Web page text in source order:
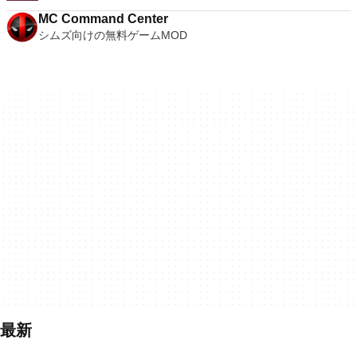
MC Command Center
シムズ向けの無料ゲームMOD
最新